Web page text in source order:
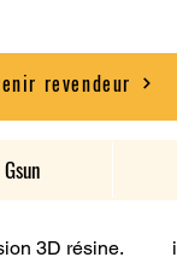
revendeur
3D résine.